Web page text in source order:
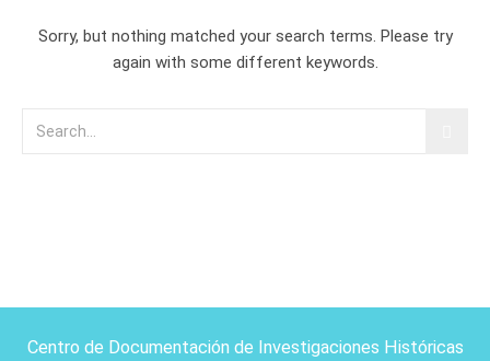
Sorry, but nothing matched your search terms. Please try
again with some different keywords.
Centro de Documentación de Investigaciones Históricas